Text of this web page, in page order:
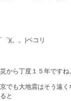
)(。。)ペコリ
から丁度１５年ですね。
でも大地震はそう遠
と